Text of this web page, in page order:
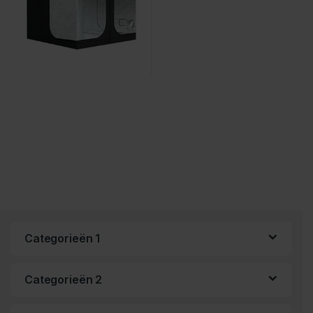
Categorieën 1
Categorieën 2